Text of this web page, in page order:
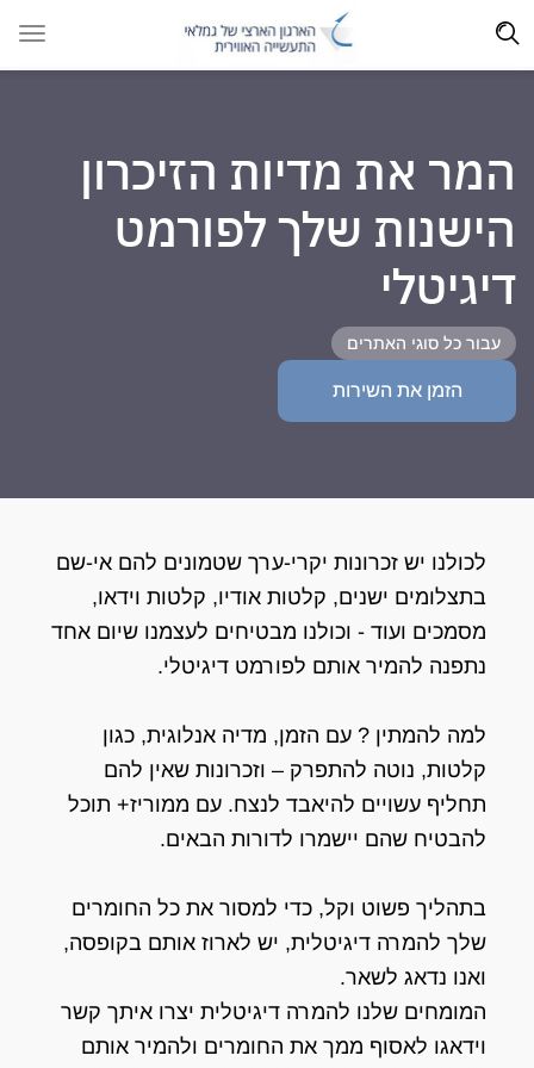
המר את מדיות הזיכרון
הישנות שלך לפורמט
דיגיטלי
עבור כל סוגי האתרים
הזמן את השירות
לכולנו יש זכרונות יקרי-ערך שטמונים להם אי-שם
בתצלומים ישנים, קלטות אודיו, קלטות וידאו,
מסמכים ועוד - וכולנו מבטיחים לעצמנו שיום אחד
נתפנה להמיר אותם לפורמט דיגיטלי.
למה להמתין ? עם הזמן, מדיה אנלוגית, כגון
קלטות, נוטה להתפרק – וזכרונות שאין להם
תחליף עשויים להיאבד לנצח. עם ממוריז+ תוכל
להבטיח שהם יישמרו לדורות הבאים.
בתהליך פשוט וקל, כדי למסור את כל החומרים
שלך להמרה דיגיטלית, יש לארוז אותם בקופסה,
ואנו נדאג לשאר.
המומחים שלנו להמרה דיגיטלית יצרו איתך קשר
וידאגו לאסוף ממך את החומרים ולהמיר אותם